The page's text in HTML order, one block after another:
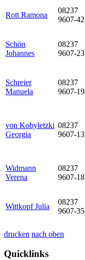
Rott Ramona
08237
9607-42
Schön
Johannes
08237
9607-23
Schreier
Manuela
08237
9607-19
von Kobyletzki
Georgia
08237
9607-13
Widmann
Verena
08237
9607-18
Wittkopf Julia
08237
9607-35
drucken nach oben
Quicklinks